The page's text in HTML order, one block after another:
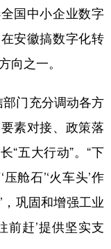
国中小企业数字
安徽搞数字化转
向之一。
门充分调动各方
素对接、政策落
“五大行动”。“下
舱石’‘火车头’作
，巩固和增强工业
前赶’提供坚实支